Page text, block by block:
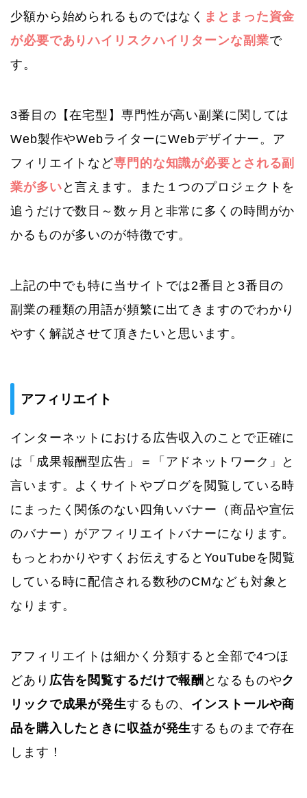
少額から始められるものではなく まとまった資金
が必要でありハイリスクハイリターンな副業で
す。
3番目の【在宅型】専門性が高い副業に関しては
Web製作やWebライターにWebデザイナー。ア
フィリエイトなど専門的な知識が必要とされる副
業が多い と言えます。また１つのプロジェクトを
追うだけで数日～数ヶ月と非常に多くの時間がか
かるものが多いのが特徴です。
上記の中でも特に当サイトでは2番目と3番目の
副業の種類の用語が頻繁に出てきますのでわかり
やすく解説させて頂きたいと思います。
アフィリエイト
インターネットにおける広告収入のことで正確に
は「成果報酬型広告」＝「アドネットワーク」と
言います。よくサイトやブログを閲覧している時
にまったく関係のない四角いバナー（商品や宣伝
のバナー）がアフィリエイトバナーになります。
もっとわかりやすくお伝えするとYouTubeを閲覧
している時に配信される数秒のCMなども対象と
なります。
アフィリエイトは細かく分類すると全部で4つほ
どあり 広告を閲覧するだけで報酬 となるものやク
リックで成果が発生するもの、 インストールや商
品を購入したときに収益が発生するものまで存在
します！